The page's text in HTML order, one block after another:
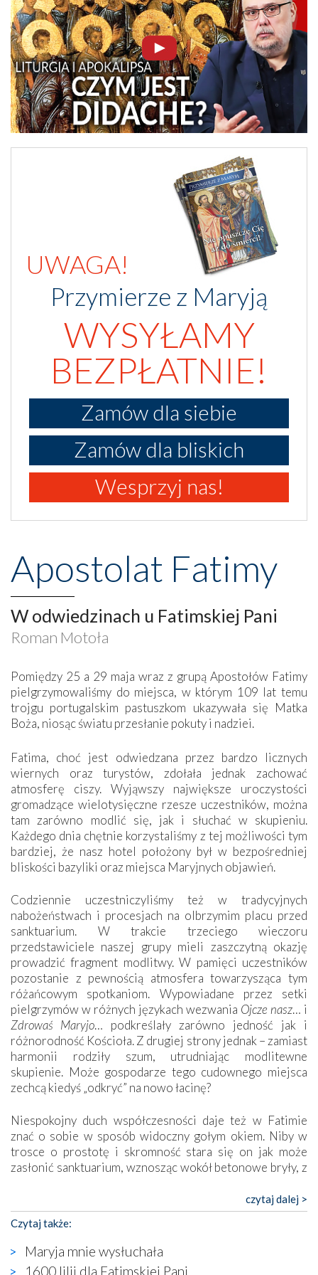
UWAGA!
Przymierze z Maryją
WYSYŁAMY
BEZPŁATNIE!
Zamów dla siebie
Zamów dla bliskich
Wesprzyj nas!
Apostolat Fatimy
W odwiedzinach u Fatimskiej Pani
Roman Motoła
Pomiędzy 25 a 29 maja wraz z grupą Apostołów Fatimy
pielgrzymowaliśmy do miejsca, w którym 109 lat temu
trojgu portugalskim pastuszkom ukazywała się Matka
Boża, niosąc światu przesłanie pokuty i nadziei.
Fatima, choć jest odwiedzana przez bardzo licznych
wiernych oraz turystów, zdołała jednak zachować
atmosferę ciszy. Wyjąwszy największe uroczystości
gromadzące wielotysięczne rzesze uczestników, można
tam zarówno modlić się, jak i słuchać w skupieniu.
Każdego dnia chętnie korzystaliśmy z tej możliwości tym
bardziej, że nasz hotel położony był w bezpośredniej
bliskości bazyliki oraz miejsca Maryjnych objawień.
Codziennie uczestniczyliśmy też w tradycyjnych
nabożeństwach i procesjach na olbrzymim placu przed
sanktuarium. W trakcie trzeciego wieczoru
przedstawiciele naszej grupy mieli zaszczytną okazję
prowadzić fragment modlitwy. W pamięci uczestników
pozostanie z pewnością atmosfera towarzysząca tym
różańcowym spotkaniom. Wypowiadane przez setki
pielgrzymów w różnych językach wezwania Ojcze nasz… i
Zdrowaś Maryjo… podkreślały zarówno jedność jak i
różnorodność Kościoła. Z drugiej strony jednak – zamiast
harmonii rodziły szum, utrudniając modlitewne
skupienie. Może gospodarze tego cudownego miejsca
zechcą kiedyś „odkryć” na nowo łacinę?
Niespokojny duch współczesności daje też w Fatimie
znać o sobie w sposób widoczny gołym okiem. Niby w
trosce o prostotę i skromność stara się on jak może
zasłonić sanktuarium, wznosząc wokół betonowe bryły, z
katolickiego kultu. Tylko co wspólnego z żywą,
autentyczną wiarą mogą mieć płaskie, szare bunkry albo
kaplice, w których Tabernakulum przypomina bardziej
skrzynkę na narzędzia? Albo co powiedzieć o ustawionym
tuż przy nowej bazylice wielkim krzyżu, na którym
czytaj dalej >
Czytaj także:
Maryja mnie wysłuchała
1600 lilii dla Fatimskiej Pani